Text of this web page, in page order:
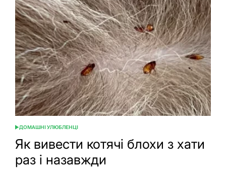
темряві:
секрети
собачого
нічного
зору
ОПУБЛІКУВАТИ
ДОМАШНІ УЛЮБЛЕНЦІ
Як вивести котячі блохи з хати
раз і назавжди